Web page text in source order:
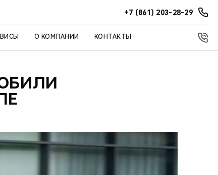
+7 (861) 203-28-29
О КОМПАНИИ КОНТАКТЫ